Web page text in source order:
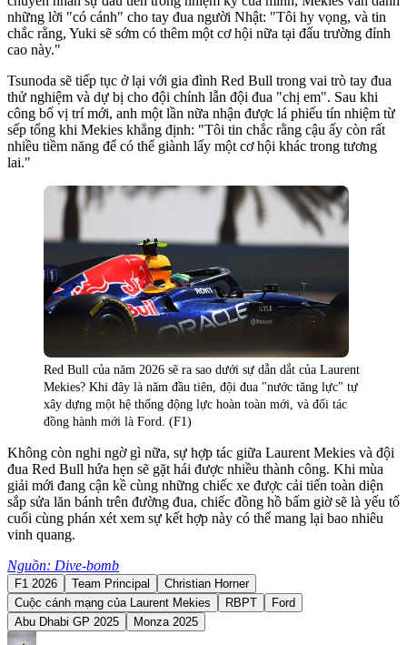
những lời "có cánh" cho tay đua người Nhật: "Tôi hy vọng, và tin
chắc rằng, Yuki sẽ sớm có thêm một cơ hội nữa tại đấu trường đỉnh
cao này."
Tsunoda sẽ tiếp tục ở lại với gia đình Red Bull trong vai trò tay đua
thử nghiệm và dự bị cho đội chính lẫn đội đua "chị em". Sau khi
công bố vị trí mới, anh một lần nữa nhận được lá phiếu tín nhiệm từ
sếp tổng khi Mekies khẳng định: "Tôi tin chắc rằng cậu ấy còn rất
nhiều tiềm năng để có thể giành lấy một cơ hội khác trong tương
lai."
Red Bull của năm 2026 sẽ ra sao dưới sự dẫn dắt của Laurent
Mekies? Khi đây là năm đầu tiên, đội đua "nước tăng lực" tự
xây dựng một hệ thống động lực hoàn toàn mới, và đối tác
đồng hành mới là Ford. (F1)
Không còn nghi ngờ gì nữa, sự hợp tác giữa Laurent Mekies và đội
đua Red Bull hứa hẹn sẽ gặt hái được nhiều thành công. Khi mùa
giải mới đang cận kề cùng những chiếc xe được cải tiến toàn diện
sắp sửa lăn bánh trên đường đua, chiếc đồng hồ bấm giờ sẽ là yếu tố
cuối cùng phán xét xem sự kết hợp này có thể mang lại bao nhiêu
vinh quang.
Nguồn: Dive-bomb
F1 2026 Team Principal
Christian Horner
Cuộc cánh mạng của Laurent Mekies
RBPT
Ford
Abu Dhabi GP 2025
Monza 2025